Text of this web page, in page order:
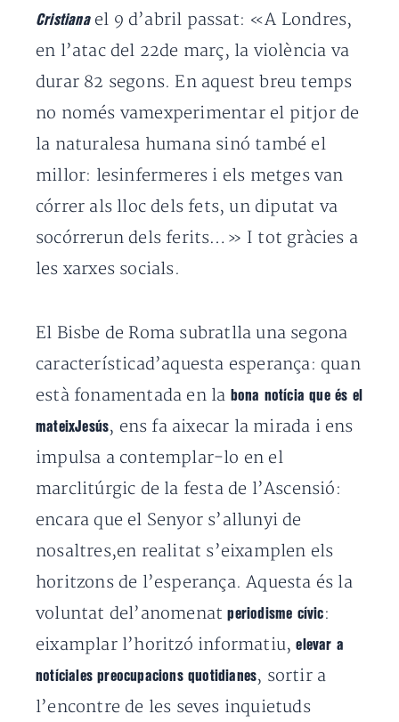
Cristianael 9 d’abril passat: «A Londres,
en l’atac del 22de març, la violència va
durar 82 segons. En aquest breu temps
no només vamexperimentar el pitjor de
la naturalesa humana sinó també el
millor: lesinfermeres i els metges van
córrer als lloc dels fets, un diputat va
socórrerun dels ferits…» I tot gràcies a
les xarxes socials.
El Bisbe de Roma subratlla una segona
característicad’aquesta esperança: quan
està fonamentada en la bona notícia que és el
mateixJesús, ens fa aixecar la mirada i ens
impulsa a contemplar-lo en el
marclitúrgic de la festa de l’Ascensió:
encara que el Senyor s’allunyi de
nosaltres,en realitat s’eixamplen els
horitzons de l’esperança. Aquesta és la
voluntat del’anomenatperiodisme cívic :
eixamplar l’horitzó informatiu,elevar a
notíciales preocupacions quotidianes, sortir a
l’encontre de les seves inquietuds